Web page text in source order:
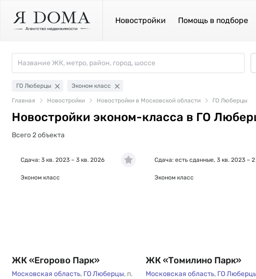
Новостройки Помощь в подборе
ГО Люберцы Эконом класс
Главная Новостройки Новостройки в Московской области ГО Люберцы
Новостройки эконом-класса в ГО
Всего 2 объекта
ЖК «Егорово Парк»
Московская область, ГО Люберцы, п.
Сдача: 3 кв. 2023 – 3 кв. 2026
Эконом класс
ЖК «Томилино Парк»
Московская область, ГО
Сдача: есть сданные, 3 кв. 2023 –
Эконом класс